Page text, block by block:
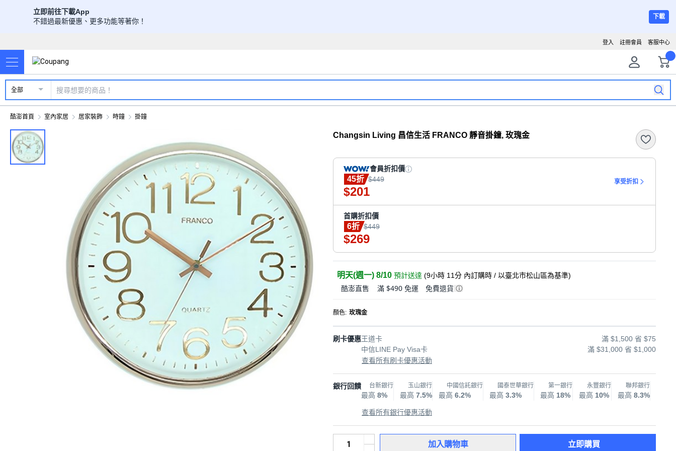
立即前往下載App
不錯過最新優惠、更多功能等著你！
下載
客服中心
註冊會員
登入
全部
酷澎首頁 室內家居 居家裝飾 時鐘 掛鐘
Changsin Living 昌信生活 FRANCO 靜音掛鐘, 玫瑰金
會員折扣價
45折 $449
$201
享受折扣
首購折扣價
6折 $449
$269
明天(週一) 8/10 預計送達 (9小時 11分 內訂購時 / 以臺北市松山區為基準)
酷澎直售 滿 $490 免運 免費退貨
顏色: 玫瑰金
刷卡優惠王道卡
滿 $1,500 省 $75
中信LINE Pay Visa卡
滿 $31,000 省 $1,000
查看所有刷卡優惠活動
銀行回饋 台新銀行
最高 8%
玉山銀行
最高 7.5%
中國信託銀行
最高 6.2%
國泰世華銀行
最高 3.3%
第一銀行
最高 18%
永豐銀行
最高 10%
聯邦銀行
最高 8.3%
查看所有銀行優惠活動
加入購物車 立即購買